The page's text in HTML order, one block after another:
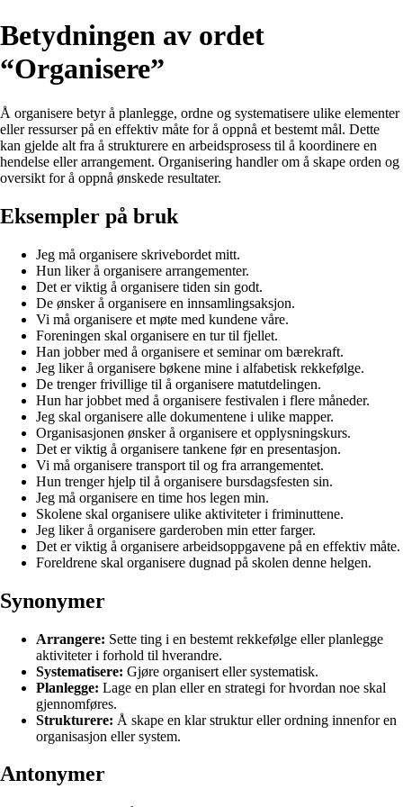
Betydningen av ordet
“Organisere”
Å organisere betyr å planlegge, ordne og systematisere ulike elementer
eller ressurser på en effektiv måte for å oppnå et bestemt mål. Dette
kan gjelde alt fra å strukturere en arbeidsprosess til å koordinere en
hendelse eller arrangement. Organisering handler om å skape orden og
oversikt for å oppnå ønskede resultater.
Eksempler på bruk
Jeg må organisere skrivebordet mitt.
Hun liker å organisere arrangementer.
Det er viktig å organisere tiden sin godt.
De ønsker å organisere en innsamlingsaksjon.
Vi må organisere et møte med kundene våre.
Foreningen skal organisere en tur til fjellet.
Han jobber med å organisere et seminar om bærekraft.
Jeg liker å organisere bøkene mine i alfabetisk rekkefølge.
De trenger frivillige til å organisere matutdelingen.
Hun har jobbet med å organisere festivalen i flere måneder.
Jeg skal organisere alle dokumentene i ulike mapper.
Organisasjonen ønsker å organisere et opplysningskurs.
Det er viktig å organisere tankene før en presentasjon.
Vi må organisere transport til og fra arrangementet.
Hun trenger hjelp til å organisere bursdagsfesten sin.
Jeg må organisere en time hos legen min.
Skolene skal organisere ulike aktiviteter i friminuttene.
Jeg liker å organisere garderoben min etter farger.
Det er viktig å organisere arbeidsoppgavene på en effektiv måte.
Foreldrene skal organisere dugnad på skolen denne helgen.
Synonymer
Arrangere: Sette ting i en bestemt rekkefølge eller planlegge
aktiviteter i forhold til hverandre.
Systematisere: Gjøre organisert eller systematisk.
Planlegge: Lage en plan eller en strategi for hvordan noe skal
gjennomføres.
Strukturere: Å skape en klar struktur eller ordning innenfor en
organisasjon eller system.
Antonymer